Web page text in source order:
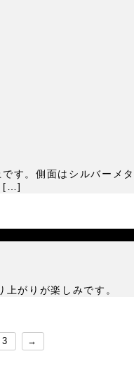
す。側面はシルバーメ
[…]
り上がりが楽しみです
3 →